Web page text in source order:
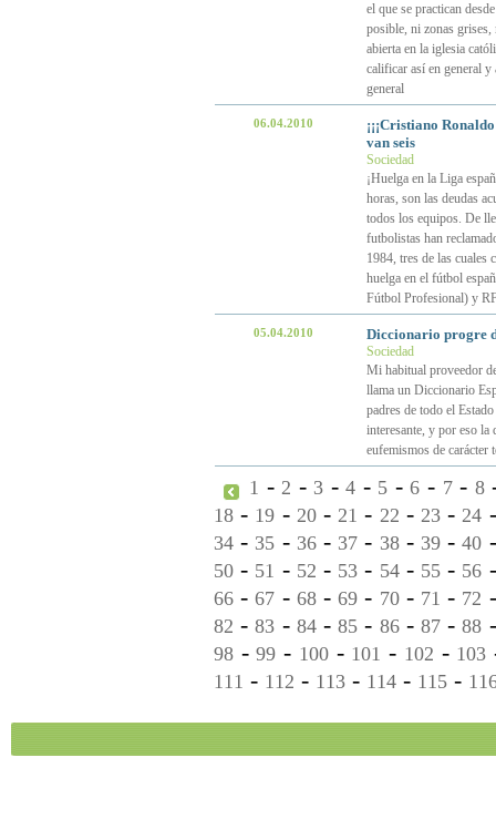
el que se practican
posible, ni zonas
abierta en la iglesia
calificar así en general y
general
06.04.2010
¡¡¡Cristiano
van seis
Sociedad
¡Huelga en la Liga
horas, son las deudas
todos los equipos. De
futbolistas han
1984, tres de las
huelga en el fútbol
Fútbol Profesional) y
05.04.2010 Diccionario progre
Sociedad
Mi habitual proveedor
llama un Diccionario
padres de todo el
interesante, y por eso la
eufemismos de carácter
1 -2 - 3 -4 - 5 -6 - 7- 8
18 - 19 - 20-21 - 22 - 23-24
34 - 35 - 36- 37 - 38- 39-40
50 - 51 - 52 - 53 - 54- 55- 56
66 -67 - 68-69 - 70- 71 - 72
82 -83 - 84-85 - 86- 87-88
98 -99 - 100- 101 - 102 - 103
111 - 112 - 113 - 114 - 115 -